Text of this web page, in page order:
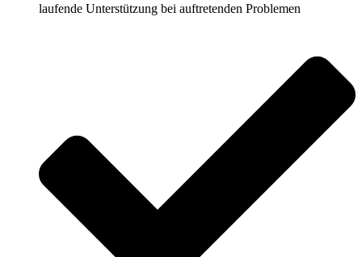
laufende Unterstützung bei auftretenden Problemen